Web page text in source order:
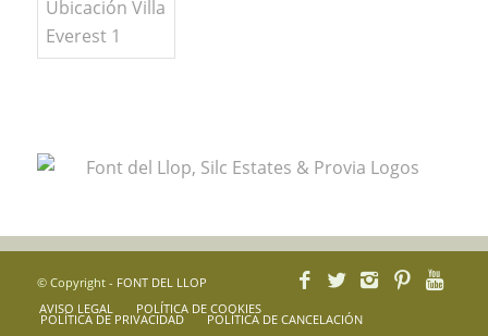
© Copyright - FONT DEL LLOP
AVISO LEGAL
POLÍTICA DE COOKIES
POLÍTICA DE PRIVACIDAD POLÍTICA DE CANCELACIÓN